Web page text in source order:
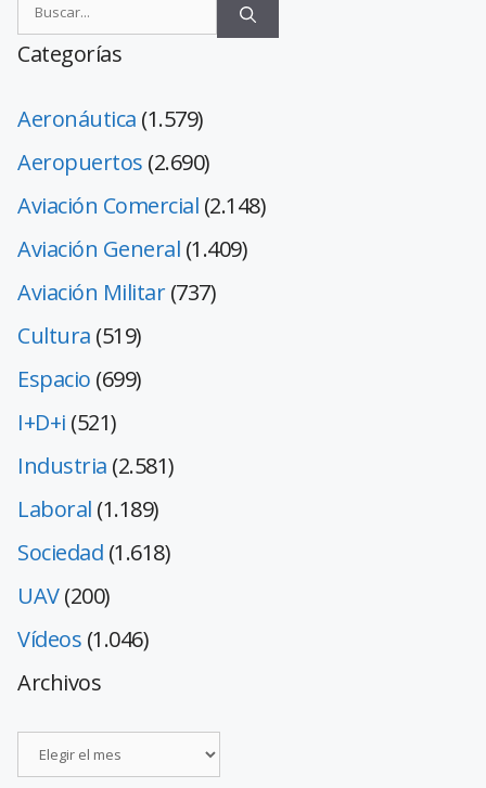
Categorías
Aeronáutica (1.579)
Aeropuertos (2.690)
Aviación Comercial (2.148)
Aviación General (1.409)
Aviación Militar(737)
Cultura (519)
Espacio (699)
I+D+i (521)
Industria (2.581)
Laboral (1.189)
Sociedad (1.618)
UAV(200)
Vídeos (1.046)
Archivos